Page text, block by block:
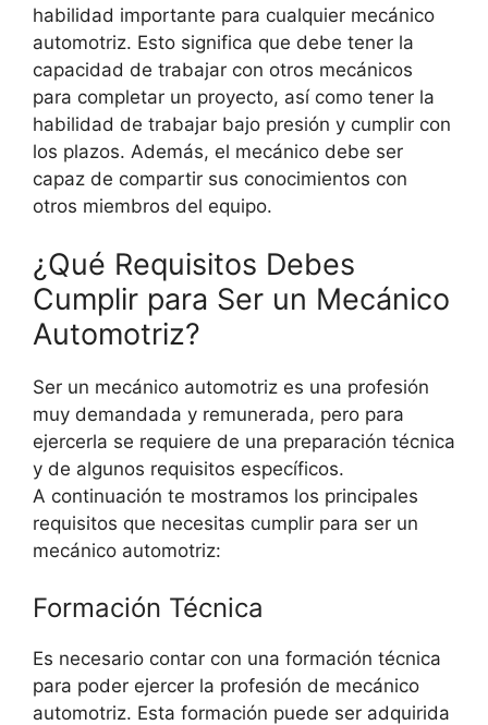
habilidad importante para cualquier mecánico
automotriz. Esto significa que debe tener la
capacidad de trabajar con otros mecánicos
para completar un proyecto, así como tener la
habilidad de trabajar bajo presión y cumplir con
los plazos. Además, el mecánico debe ser
capaz de compartir sus conocimientos con
otros miembros del equipo.
¿Qué Requisitos Debes
Cumplir para Ser un Mecánico
Automotriz?
Ser un mecánico automotriz es una profesión
muy demandada y remunerada, pero para
ejercerla se requiere de una preparación técnica
y de algunos requisitos específicos.
A continuación te mostramos los principales
requisitos que necesitas cumplir para ser un
mecánico automotriz:
Formación Técnica
Es necesario contar con una formación técnica
para poder ejercer la profesión de mecánico
automotriz. Esta formación puede ser adquirida